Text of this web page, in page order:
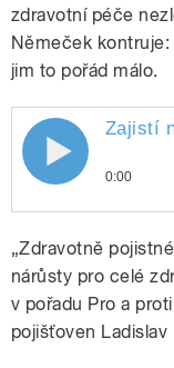
zdravotní péče
Němeček
jim to pořád málo.
Zajistí
0:00
pořadu
předseda
„Zdravotně
nárůsty pro celé
v pořadu Pro a
pojišťoven Ladislav